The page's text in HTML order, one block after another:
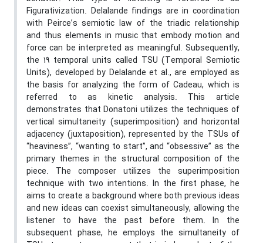
Figurativization. Delalande findings are in coordination
with Peirce’s semiotic law of the triadic relationship
and thus elements in music that embody motion and
force can be interpreted as meaningful. Subsequently,
the 19 temporal units called TSU (Temporal Semiotic
Units), developed by Delalande et al., are employed as
the basis for analyzing the form of Cadeau, which is
referred to as kinetic analysis. This article
demonstrates that Donatoni utilizes the techniques of
vertical simultaneity (superimposition) and horizontal
adjacency (juxtaposition), represented by the TSUs of
“heaviness”, “wanting to start”, and “obsessive” as the
primary themes in the structural composition of the
piece. The composer utilizes the superimposition
technique with two intentions. In the first phase, he
aims to create a background where both previous ideas
and new ideas can coexist simultaneously, allowing the
listener to have the past before them. In the
subsequent phase, he employs the simultaneity of